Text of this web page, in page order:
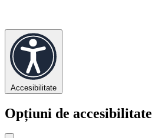
Accesibilitate
Opțiuni de accesibilitate